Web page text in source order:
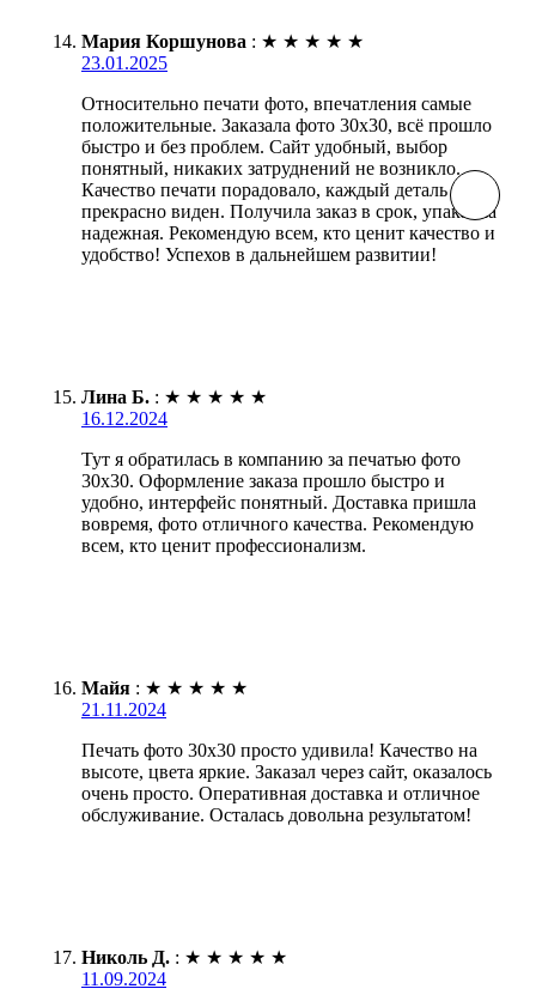
Мария Коршунова : ★ ★ ★ ★ ★
23.01.2025
Относительно печати фото, впечатления самые
положительные. Заказала фото 30х30, всё прошло
быстро и без проблем. Сайт удобный, выбор
понятный, никаких затруднений не возникло.
Качество печати порадовало, каждый деталь
прекрасно виден. Получила заказ в срок, упаковка
надежная. Рекомендую всем, кто ценит качество и
удобство! Успехов в дальнейшем развитии!
Лина Б. : ★ ★ ★ ★ ★
16.12.2024
Тут я обратилась в компанию за печатью фото
30х30. Оформление заказа прошло быстро и
удобно, интерфейс понятный. Доставка пришла
вовремя, фото отличного качества. Рекомендую
всем, кто ценит профессионализм.
Майя : ★ ★ ★ ★ ★
21.11.2024
Печать фото 30х30 просто удивила! Качество на
высоте, цвета яркие. Заказал через сайт, оказалось
очень просто. Оперативная доставка и отличное
обслуживание. Осталась довольна результатом!
Николь Д. : ★ ★ ★ ★ ★
11.09.2024